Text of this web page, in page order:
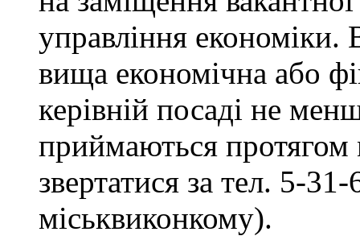
управління економіки.
вища економічна або
керівній посаді не
приймаються протягом
звертатися за тел. 5-
міськвиконкому).